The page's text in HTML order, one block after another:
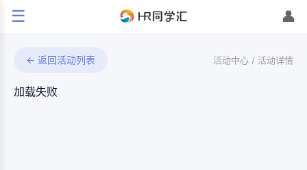
☰ 👤
← 返回活动列表 活动中心 / 活动详情
加载失败